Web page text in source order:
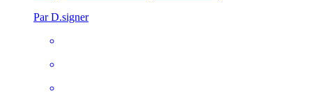
Par D.signer